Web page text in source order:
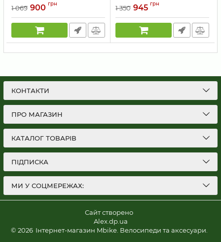
термометром
Артикул: 804728
1 069 900 грн
Артикул: 804720
1 350 945 грн
КОНТАКТИ
ПРО МАГАЗИН
КАТАЛОГ ТОВАРІВ
ПІДПИСКА
МИ У СОЦМЕРЕЖАХ:
Сайт створено
Alex.dp.ua
© 2026 Інтернет-магазин Mbike. Велосипеди та аксесуари.